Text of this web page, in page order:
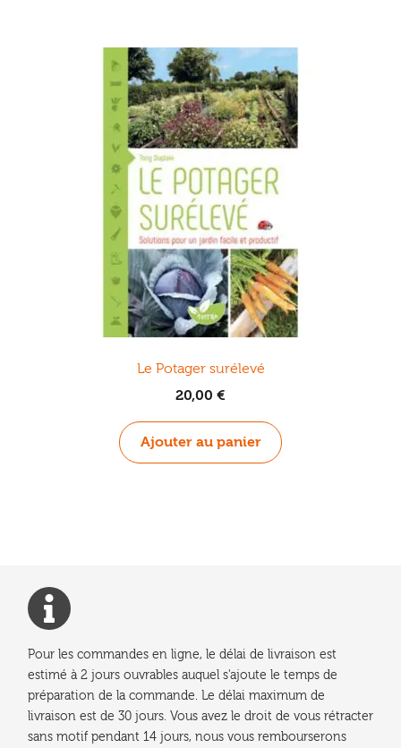
Le Potager surélevé
20,00 €
Ajouter au panier
Pour les commandes en ligne, le délai de livraison est
estimé à 2 jours ouvrables auquel s'ajoute le temps de
préparation de la commande. Le délai maximum de
livraison est de 30 jours. Vous avez le droit de vous rétracter
sans motif pendant 14 jours, nous vous rembourserons